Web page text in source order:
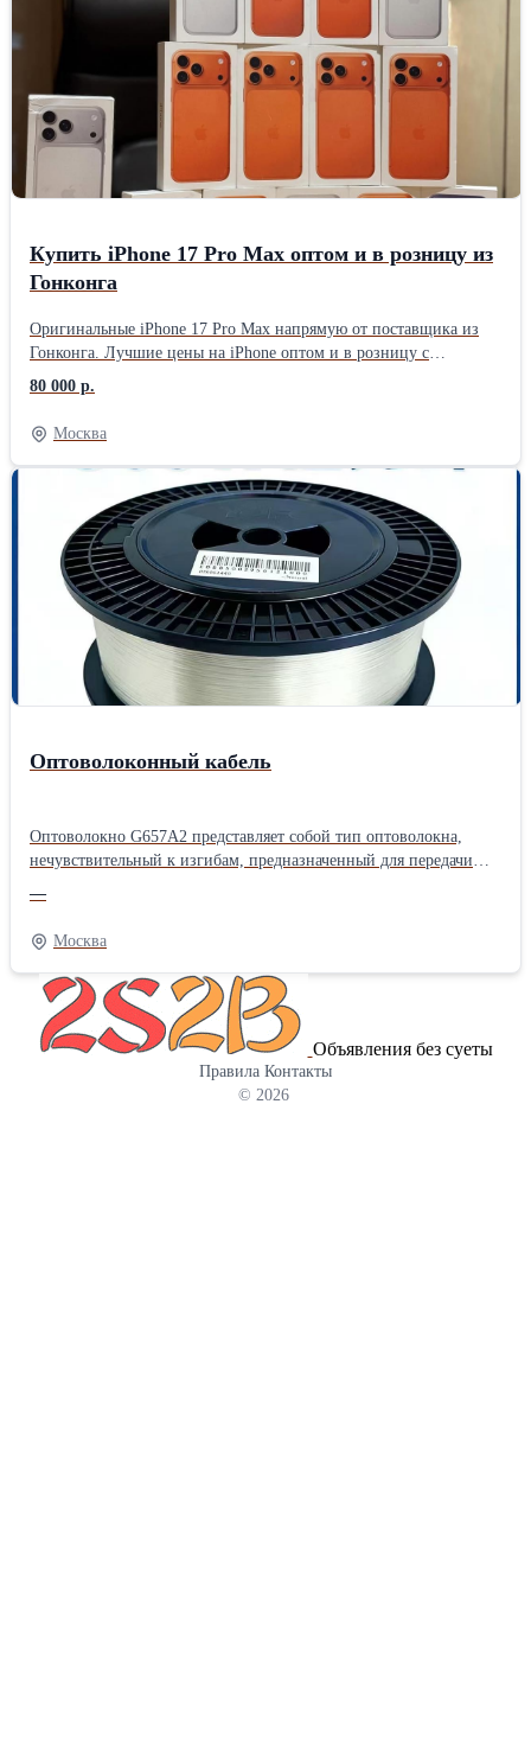
Купить iPhone 17 Pro Max оптом и в розницу из
Гонконга
Оригинальные iPhone 17 Pro Max напрямую от поставщика из
Гонконга. Лучшие цены на iPhone оптом и в розницу с
доставкой по Казахстану. 📦 Только новые, оригинальные,
запечатанные устройства 📄 Официальная гарантия
производителя 🚚 Быстрая адресная доставка под ключ ✔️
Таможенная очистка уже включена в стоимость - никаких
скрытых платежей ✔️ Документы для верификации устройства и
постановки на учет
80 000 р.
Москва
Оптоволоконный кабель
Оптоволокно G657A2 представляет собой тип оптоволокна,
нечувствительный к изгибам, предназначенный для передачи
Он обеспечивает минимальные потери сигнала даже при
изгибах, что делает его идеальным для использования в плотных
и ограниченных установках. Широко используется в
телекоммуникациях и сетевых технологиях, это волокно
отличается отличной долговечностью и гибкостью, обеспечивая
надежное соединение на больших расстояниях. Улучшенная
производительность особенно полезна для современных
высокоскоростных сетей. ---------- The G657A2 optical fiber is a
type of bend-insensitive fiber designed for high-performance data
—
Москва
Объявления без суеты
Правила Контакты
© 2026